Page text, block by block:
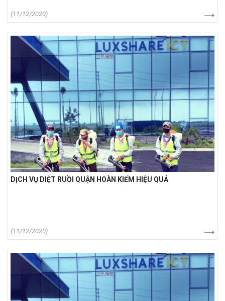
(11/12/2020)
DỊCH VỤ DIỆT RUỒI QUẬN HOÀN KIẾM HIỆU QUẢ
(11/12/2020)